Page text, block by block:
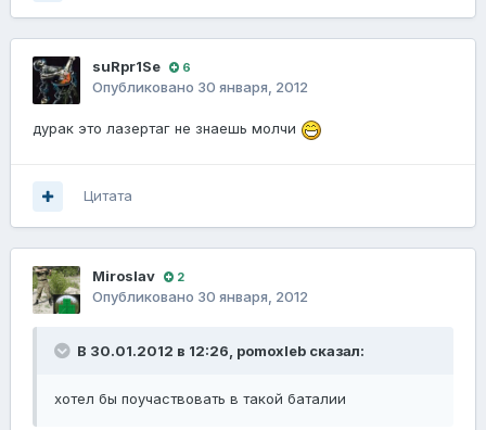
suRpr1Se 6
Опубликовано 30 января, 2012
дурак это лазертаг не знаешь молчи
Цитата
Miroslav 2
Опубликовано 30 января, 2012
В 30.01.2012 в 12:26, pomoxleb сказал:
хотел бы поучаствовать в такой баталии